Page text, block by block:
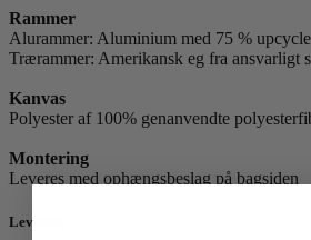
Rammer
Alurammer: Aluminium med 75 %
Trærammer: Amerikansk eg fra ansvarligt
Kanvas
Polyester af 100% genanvendte
Montering
Leveres med ophængsbeslag på bagsiden
Levering